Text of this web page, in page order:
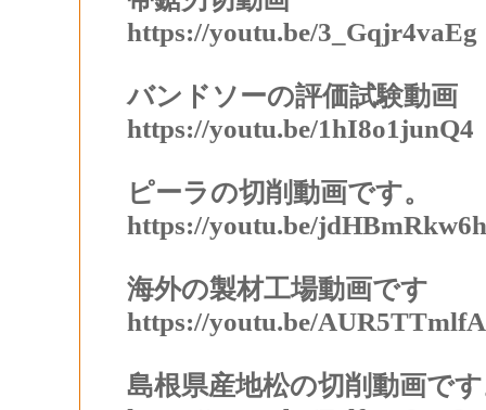
https://youtu.be/3_Gqjr4vaEg
バンドソーの評価試験動画
https://youtu.be/1hI8o1junQ4
ピーラの切削動画です。
https://youtu.be/
海外の製材工場動画です
https://youtu.be/
島根県産地松の切削動画で